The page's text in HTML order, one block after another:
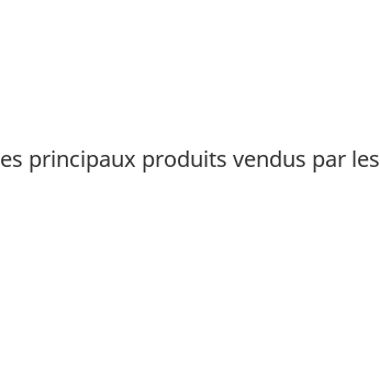
principaux produits vendus par les